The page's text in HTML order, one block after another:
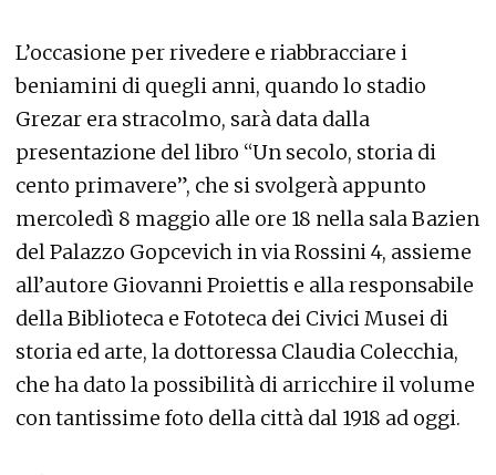
L’occasione per rivedere e riabbracciare i
beniamini di quegli anni, quando lo stadio
Grezar era stracolmo, sarà data dalla
presentazione del libro “Un secolo, storia di
cento primavere”, che si svolgerà appunto
mercoledì 8 maggio alle ore 18 nella sala Bazien
del Palazzo Gopcevich in via Rossini 4, assieme
all’autore Giovanni Proiettis e alla responsabile
della Biblioteca e Fototeca dei Civici Musei di
storia ed arte, la dottoressa Claudia Colecchia,
che ha dato la possibilità di arricchire il volume
con tantissime foto della città dal 1918 ad oggi.